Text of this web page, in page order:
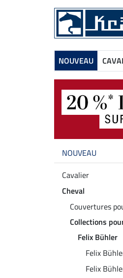
NOUVEAU
NOUVEAU
Cavalier
Cheval
Couvertures
Collections
Felix Bühler
Felix
Felix